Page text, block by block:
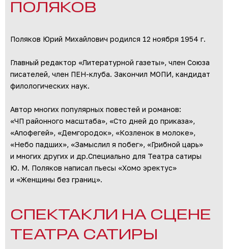
ПОЛЯКОВ
Поляков Юрий Михайлович родился 12 ноября 1954 г.
Главный редактор «Литературной газеты», член Союза
писателей, член ПЕН-клуба. Закончил МОПИ, кандидат
филологических наук.
Автор многих популярных повестей и романов:
«ЧП районного масштаба», «Сто дней до приказа»,
«Апофегей», «Демгородок», «Козленок в молоке»,
«Небо падших», «Замыслил я побег», «Грибной царь»
и многих других и др.Специально для Театра сатиры
Ю. М. Поляков написал пьесы «Хомо эректус»
и «Женщины без границ».
СПЕКТАКЛИ НА СЦЕНЕ
ТЕАТРА САТИРЫ